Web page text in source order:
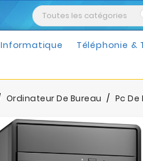
Informatique Téléphonie &
Ordinateur De Bureau Pc De